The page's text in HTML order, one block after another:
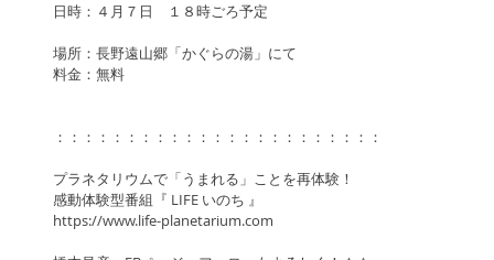
日時：４月７日　１８時ごろ予定
場所：長野遠山郷「かぐらの湯」にて
料金：無料
：：：：：：：：：：：：：：：：：：：：：：：
プラネタリウムで「うまれる」ことを再体験！
感動体験型番組『 LIFE いのち 』
https://www.life-planetarium.com